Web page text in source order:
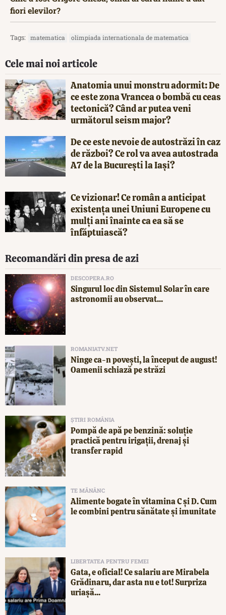
fiori elevilor?
Tags: matematica olimpiada internationala de matematica
Cele mai noi articole
Anatomia unui monstru adormit: De
ce este zona Vrancea o bombă cu ceas
tectonică? Când ar putea veni
următorul seism major?
De ce este nevoie de autostrăzi în caz
de război? Ce rol va avea autostrada
A7 de la București la Iași?
Ce vizionar! Ce român a anticipat
existența unei Uniuni Europene cu
mulți ani înainte ca ea să se
înfăptuiască?
Recomandări din presa de azi
DESCOPERA.RO
Singurul loc din Sistemul Solar în care
astronomii au observat...
ROMANIATV.NET
Ninge ca-n povești, la început de august!
Oamenii schiază pe străzi
ȘTIRI ROMÂNIA
Pompă de apă pe benzină: soluție
practică pentru irigații, drenaj și
transfer rapid
TE MĂNÂNC
Alimente bogate în vitamina C și D. Cum
le combini pentru sănătate și imunitate
LIBERTATEA PENTRU FEMEI
Gata, e oficial! Ce salariu are Mirabela
Grădinaru, dar asta nu e tot! Surpriza
uriașă...